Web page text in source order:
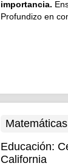
importancia.
Profundizo en
Matemáticas
Educación:
California